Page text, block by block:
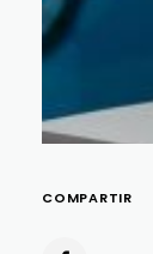
COMPARTIR